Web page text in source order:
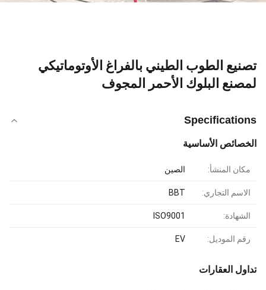
تصنيع الطوب الطيني بالفراغ الأوتوماتيكي
لمصنع البلوك الأحمر المجوف
Specifications
الخصائص الأساسية
مكان المنشأ: الصين
الاسم التجاري: BBT
الشهادة: ISO9001
رقم الموديل: EV
تداول العقارات